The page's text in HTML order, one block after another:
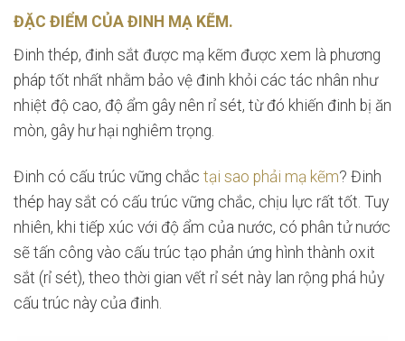
ĐẶC ĐIỂM CỦA ĐINH MẠ KẼM.
Đinh thép, đinh sắt được mạ kẽm được xem là phương
pháp tốt nhất nhằm bảo vệ đinh khỏi các tác nhân như
nhiệt độ cao, độ ẩm gây nên rỉ sét, từ đó khiến đinh bị ăn
mòn, gây hư hại nghiêm trọng.
Đinh có cấu trúc vững chắc tại sao phải mạ kẽm? Đinh
thép hay sắt có cấu trúc vững chắc, chịu lực rất tốt. Tuy
nhiên, khi tiếp xúc với độ ẩm của nước, có phân tử nước
sẽ tấn công vào cấu trúc tạo phản ứng hình thành oxit
sắt (rỉ sét), theo thời gian vết rỉ sét này lan rộng phá hủy
cấu trúc này của đinh.